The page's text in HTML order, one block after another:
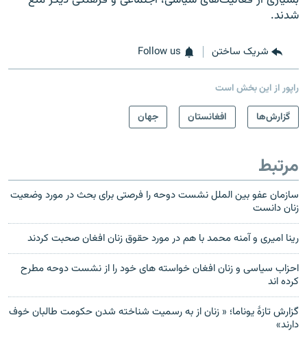
شدند.
شریک ساختن Follow us
راپور از این بخش است
گزارش‌ها
افغانستان جهان
مرتبط
سازمان عفو بین الملل نشست دوحه را فرصتی برای بحث در مورد وضعیت
زنان دانست
رینا امیری و آمنه محمد با هم در مورد حقوق زنان افغان صحبت کردند
احزاب سیاسی و زنان افغان خواسته های خود را از نشست دوحه مطرح
کرده اند
گزارش تازهٔ یوناما؛ « زنان از به رسمیت شناخته شدن حکومت طالبان خوف
دارند»